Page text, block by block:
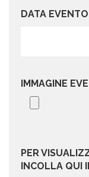
DATA
IMMAGINE
PER
INCOLLA QUI